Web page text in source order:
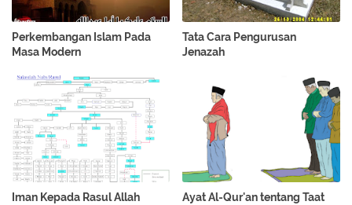
Perkembangan Islam Pada
Masa Modern
Tata Cara Pengurusan
Jenazah
Iman Kepada Rasul Allah
Ayat Al-Qur'an tentang Taat